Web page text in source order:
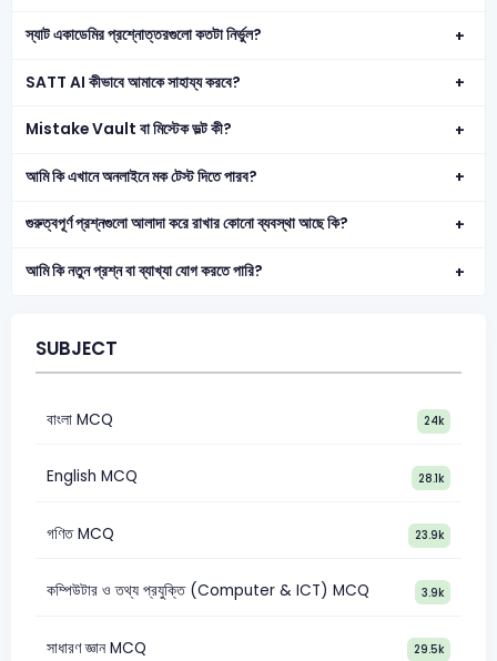
স্যাট একাডেমির প্রশ্নোত্তরগুলো কতটা নির্ভুল?
SATT AI কীভাবে আমাকে সাহায্য করবে?
Mistake Vault বা মিস্টেক ভল্ট কী?
আমি কি এখানে অনলাইনে মক টেস্ট দিতে পারব?
গুরুত্বপূর্ণ প্রশ্নগুলো আলাদা করে রাখার কোনো ব্যবস্থা আছে কি?
আমি কি নতুন প্রশ্ন বা ব্যাখ্যা যোগ করতে পারি?
SUBJECT
বাংলা MCQ 24k
English MCQ 28.1k
গণিত MCQ 23.9k
কম্পিউটার ও তথ্য প্রযুক্তি (Computer & ICT) MCQ 3.9k
সাধারণ জ্ঞান MCQ 29.5k